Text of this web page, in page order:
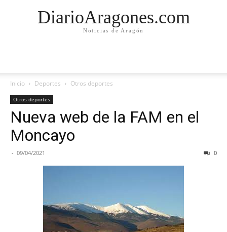
DiarioAragones.com
Noticias de Aragón
Inicio Deportes Otros deportes
Otros deportes
Nueva web de la FAM en el
Moncayo
- 09/04/2021 0